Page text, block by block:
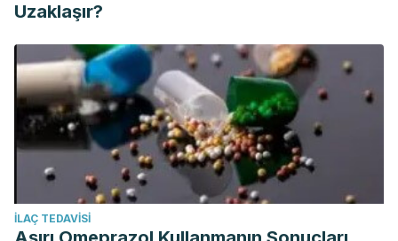
Uzaklaşır?
İLAÇ TEDAVISI